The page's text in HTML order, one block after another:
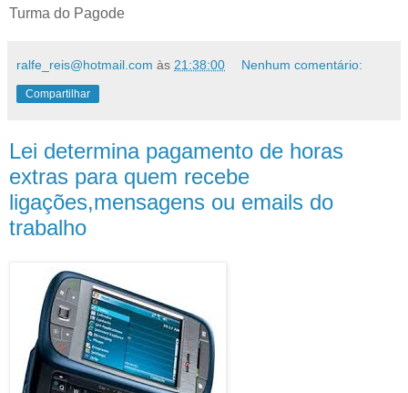
Turma do Pagode
ralfe_reis@hotmail.com às 21:38:00 Nenhum comentário:
Compartilhar
Lei determina pagamento de horas
extras para quem recebe
ligações,mensagens ou emails do
trabalho